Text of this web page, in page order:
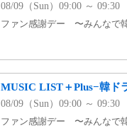
08/09（Sun）09:00 ～ 09:30
ファン感謝デー 〜みんなで
MUSIC LIST＋Plus−韓ド
08/09（Sun）09:00 ～ 09:30
ファン感謝デー 〜みんなで